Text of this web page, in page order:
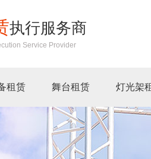
执行服务商
Service Provider
租赁 舞台租赁 灯光架